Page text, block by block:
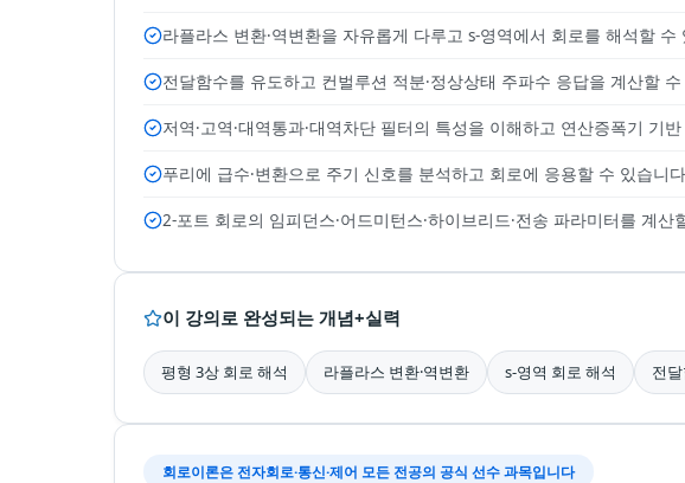
라플라스 변환·역변환을 자유롭게 다루고 s-영역에서 회로를 해석할 수
전달함수를 유도하고 컨벌루션 적분·정상상태 주파수 응답을 계산할
저역·고역·대역통과·대역차단 필터의 특성을 이해하고 연산증폭기 기
푸리에 급수·변환으로 주기 신호를 분석하고 회로에 응용할 수 있습니다
2-포트 회로의 임피던스·어드미턴스·하이브리드·전송 파라미터를 계산
이 강의로 완성되는 개념+실력
평형 3상 회로 해석 라플라스 변환·역변환 s-영역 회로 해석 전
회로이론은 전자회로·통신·제어 모든 전공의 공식 선수 과목입니다